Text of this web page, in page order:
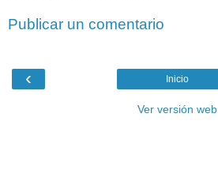
Publicar un comentario
‹ Inicio
Ver versión web